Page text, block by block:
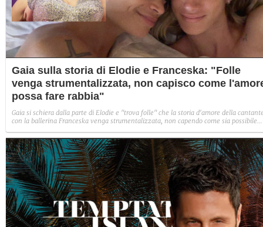
Gaia sulla storia di Elodie e Franceska: "Folle
venga strumentalizzata, non capisco come
possa fare rabbia"
Gaia si schiera dalla parte di Elodie e "trova folle" che la storia d'amore della
con la ballerina Franceska venga strumentalizzata, non capendo come sia possibile